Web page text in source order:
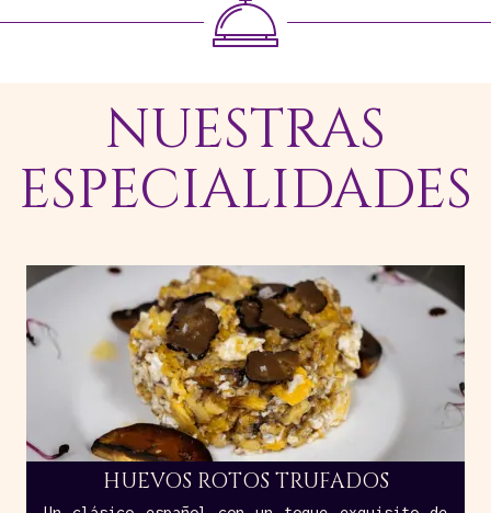
NUESTRAS
ESPECIALIDADES
HUEVOS ROTOS TRUFADOS